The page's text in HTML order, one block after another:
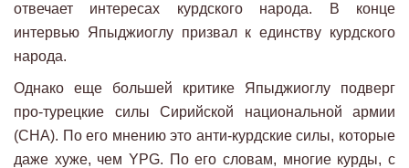
отвечает интересах курдского народа. В конце
интервью Япыджиоглу призвал к единству курдского
народа.
Однако еще большей критике Япыджиоглу подверг
про-турецкие силы Сирийской национальной армии
(СНА). По его мнению это анти-курдские силы, которые
даже хуже, чем YPG. По его словам, многие курды, с